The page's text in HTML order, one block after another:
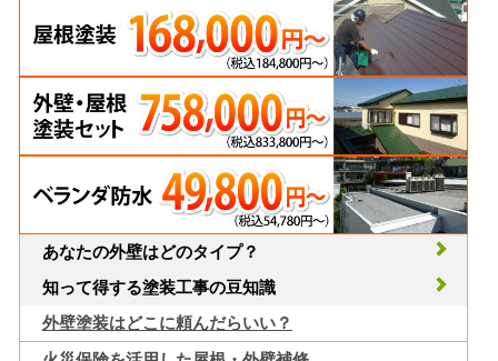
あなたの外壁はどのタイプ？
知って得する塗装工事の豆知識
外壁塗装はどこに頼んだらいい？